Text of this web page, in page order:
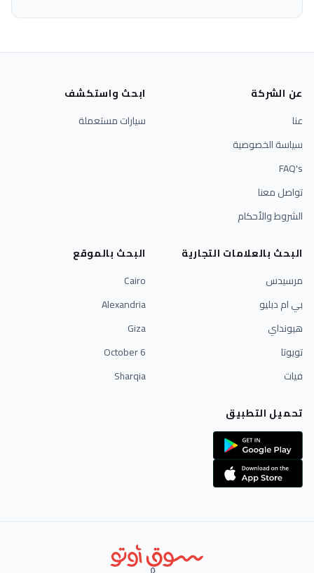
عن الشركة
عنا
سياسة الخصوصية
FAQ's
تواصل معنا
الشروط والأحكام
ابحث واستكشف
سيارات مستعملة
البحث بالعلامات التجارية
مرسيدس
بي ام دبليو
هيونداي
تويوتا
فيات
البحث بالموقع
Cairo
Alexandria
Giza
6 October
Sharqia
تحميل التطبيق